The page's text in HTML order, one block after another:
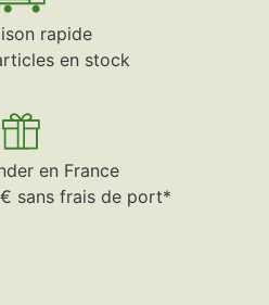
rapide
en stock
en France
sans frais de port*